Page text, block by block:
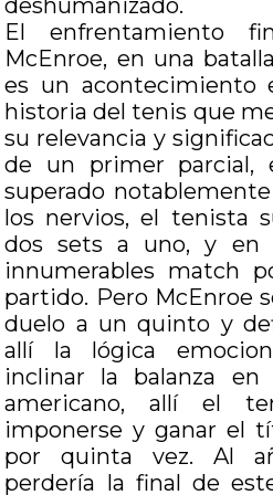
deshumanizado.
El enfrentamiento
McEnroe, en una
es un acontecimiento
historia del tenis que
su relevancia y
de un primer parcial,
superado
los nervios, el tenista
dos sets a uno, y en
innumerables match
partido. Pero McEnroe
duelo a un quinto y
allí la lógica
inclinar la balanza
americano, allí el
imponerse y ganar el
por quinta vez. Al
perdería la final de